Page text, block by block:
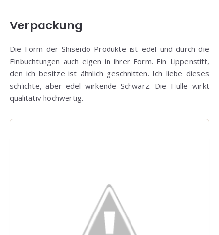
Verpackung
Die Form der Shiseido Produkte ist edel und durch die
Einbuchtungen auch eigen in ihrer Form. Ein Lippenstift,
den ich besitze ist ähnlich geschnitten. Ich liebe dieses
schlichte, aber edel wirkende Schwarz. Die Hülle wirkt
qualitativ hochwertig.